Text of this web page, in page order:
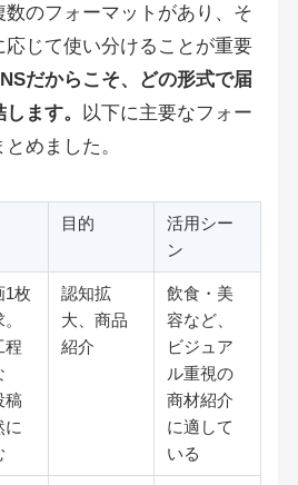
のフォーマットがあり、そ
じて使い分けることが重要
だからこそ、どの形式で届
ます。
以下に主要なフォー
めました。
目的
活用シー
ン
1枚
程
稿
に
認知拡
大、商品
紹介
飲食・美
容など、
ビジュア
ル重視の
商材紹介
に適して
いる